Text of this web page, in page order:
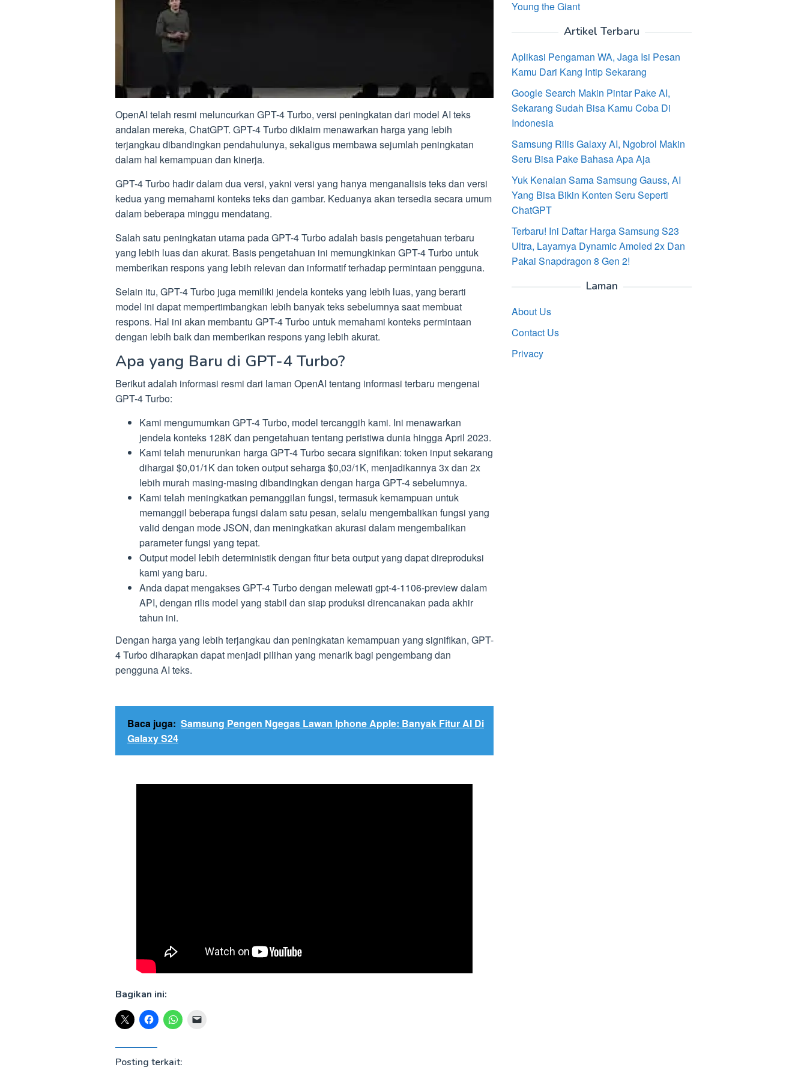
OpenAI telah resmi meluncurkan GPT-4 Turbo, versi peningkatan dari model AI teks
andalan mereka, ChatGPT. GPT-4 Turbo diklaim menawarkan harga yang lebih
terjangkau dibandingkan pendahulunya, sekaligus membawa sejumlah peningkatan
dalam hal kemampuan dan kinerja.
GPT-4 Turbo hadir dalam dua versi, yakni versi yang hanya menganalisis teks dan versi
kedua yang memahami konteks teks dan gambar. Keduanya akan tersedia secara umum
dalam beberapa minggu mendatang.
Salah satu peningkatan utama pada GPT-4 Turbo adalah basis pengetahuan terbaru
yang lebih luas dan akurat. Basis pengetahuan ini memungkinkan GPT-4 Turbo untuk
memberikan respons yang lebih relevan dan informatif terhadap permintaan pengguna.
Selain itu, GPT-4 Turbo juga memiliki jendela konteks yang lebih luas, yang berarti
model ini dapat mempertimbangkan lebih banyak teks sebelumnya saat membuat
respons. Hal ini akan membantu GPT-4 Turbo untuk memahami konteks permintaan
dengan lebih baik dan memberikan respons yang lebih akurat.
Apa yang Baru di GPT-4 Turbo?
Berikut adalah informasi resmi dari laman OpenAI tentang informasi terbaru mengenai
GPT-4 Turbo:
Kami mengumumkan GPT-4 Turbo, model tercanggih kami. Ini menawarkan
jendela konteks 128K dan pengetahuan tentang peristiwa dunia hingga April 2023.
Kami telah menurunkan harga GPT-4 Turbo secara signifikan: token input sekarang
dihargai $0,01/1K dan token output seharga $0,03/1K, menjadikannya 3x dan 2x
lebih murah masing-masing dibandingkan dengan harga GPT-4 sebelumnya.
Kami telah meningkatkan pemanggilan fungsi, termasuk kemampuan untuk
memanggil beberapa fungsi dalam satu pesan, selalu mengembalikan fungsi yang
valid dengan mode JSON, dan meningkatkan akurasi dalam mengembalikan
parameter fungsi yang tepat.
Output model lebih deterministik dengan fitur beta output yang dapat direproduksi
kami yang baru.
Anda dapat mengakses GPT-4 Turbo dengan melewati gpt-4-1106-preview dalam
API, dengan rilis model yang stabil dan siap produksi direncanakan pada akhir
tahun ini.
Dengan harga yang lebih terjangkau dan peningkatan kemampuan yang signifikan, GPT-
4 Turbo diharapkan dapat menjadi pilihan yang menarik bagi pengembang dan
pengguna AI teks.
Baca juga: Samsung Pengen Ngegas Lawan Iphone Apple: Banyak Fitur AI Di
Galaxy S24
Bagikan ini:
Posting terkait:
Young the Giant
Artikel Terbaru
Aplikasi Pengaman WA, Jaga Isi Pesan
Kamu Dari Kang Intip Sekarang
Google Search Makin Pintar Pake AI,
Sekarang Sudah Bisa Kamu Coba Di
Indonesia
Samsung Rilis Galaxy AI, Ngobrol Makin
Seru Bisa Pake Bahasa Apa Aja
Yuk Kenalan Sama Samsung Gauss, AI
Yang Bisa Bikin Konten Seru Seperti
ChatGPT
Terbaru! Ini Daftar Harga Samsung S23
Ultra, Layarnya Dynamic Amoled 2x Dan
Pakai Snapdragon 8 Gen 2!
Laman
About Us
Contact Us
Privacy